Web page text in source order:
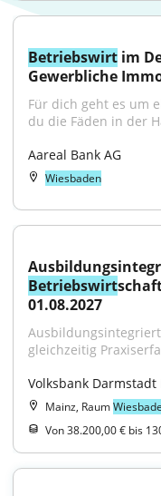
Betriebswirt im
Gewerbliche
Für dich geht es um
du die Fäden in der
Aareal Bank AG
Wiesbaden
Betriebswirt
01.08.2027
gleichzeitig
Volksbank Darmstadt
Mainz, Raum
Von 38.200,00 € bis